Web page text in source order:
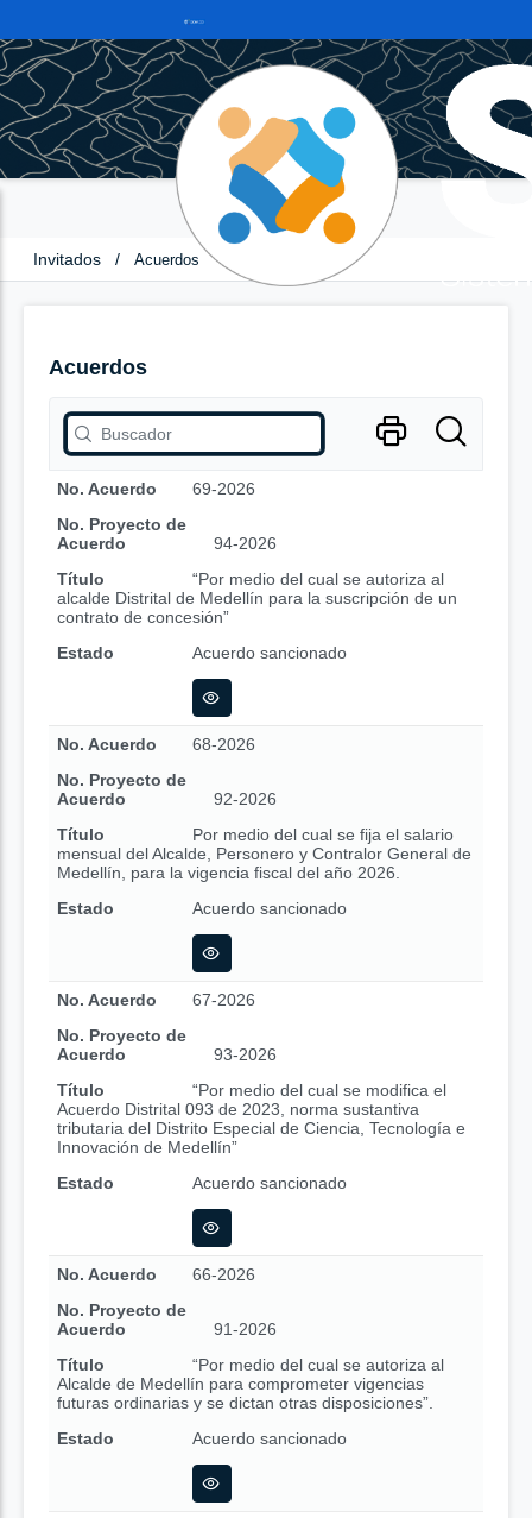
Invitados / Acuerdos
Acuerdos
No. Acuerdo
69-2026
No. Proyecto de
Acuerdo
94-2026
Título
“Por medio del cual se autoriza al
alcalde Distrital de Medellín para la suscripción de un
contrato de concesión”
Estado
Acuerdo sancionado
No. Acuerdo
68-2026
No. Proyecto de
Acuerdo
92-2026
Título
Por medio del cual se fija el salario
mensual del Alcalde, Personero y Contralor General de
Medellín, para la vigencia fiscal del año 2026.
Estado
Acuerdo sancionado
No. Acuerdo
67-2026
No. Proyecto de
Acuerdo
93-2026
Título
“Por medio del cual se modifica el
Acuerdo Distrital 093 de 2023, norma sustantiva
tributaria del Distrito Especial de Ciencia, Tecnología e
Innovación de Medellín”
Estado
Acuerdo sancionado
No. Acuerdo
66-2026
No. Proyecto de
Acuerdo
91-2026
Título
“Por medio del cual se autoriza al
Alcalde de Medellín para comprometer vigencias
futuras ordinarias y se dictan otras disposiciones”.
Estado
Acuerdo sancionado